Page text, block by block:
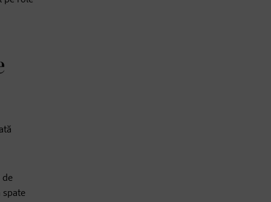
de
spate